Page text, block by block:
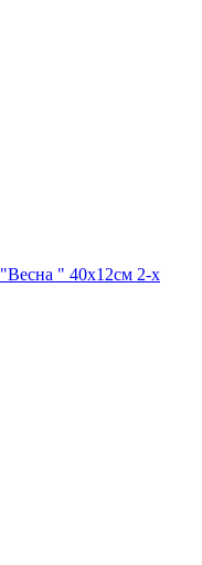
" 40х12см 2-х